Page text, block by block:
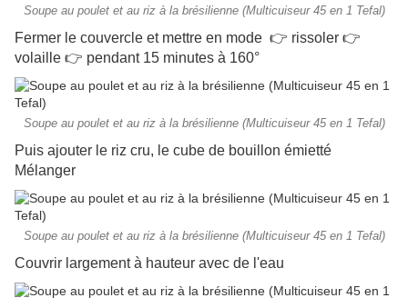
Soupe au poulet et au riz à la brésilienne (Multicuiseur 45 en 1 Tefal)
Fermer le couvercle et mettre en mode 👉 rissoler 👉
volaille 👉 pendant 15 minutes à 160°
Soupe au poulet et au riz à la brésilienne (Multicuiseur 45 en 1 Tefal)
Puis ajouter le riz cru, le cube de bouillon émietté
Mélanger
Soupe au poulet et au riz à la brésilienne (Multicuiseur 45 en 1 Tefal)
Couvrir largement à hauteur avec de l'eau